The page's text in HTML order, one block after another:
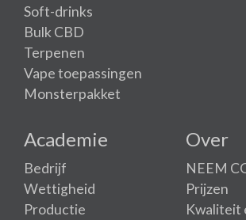
Soft-drinks
Bulk CBD
Terpenen
Vape toepassingen
Monsterpakket
Academie
Bedrijf
Wettigheid
Productie
Over
NEEM
Prijzen
Kwaliteit